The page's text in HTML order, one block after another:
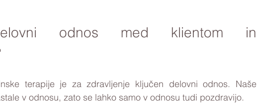
odnos med klientom in
terapije je za zdravljenje ključen delovni odnos. Naše
v odnosu, zato se lahko samo v odnosu tudi pozdravijo.